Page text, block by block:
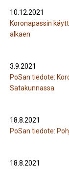
10.12.2021
Koronapassin
alkaen
3.9.2021
PoSan tiedote:
Satakunnassa
18.8.2021
PoSan tiedote:
18.8.2021